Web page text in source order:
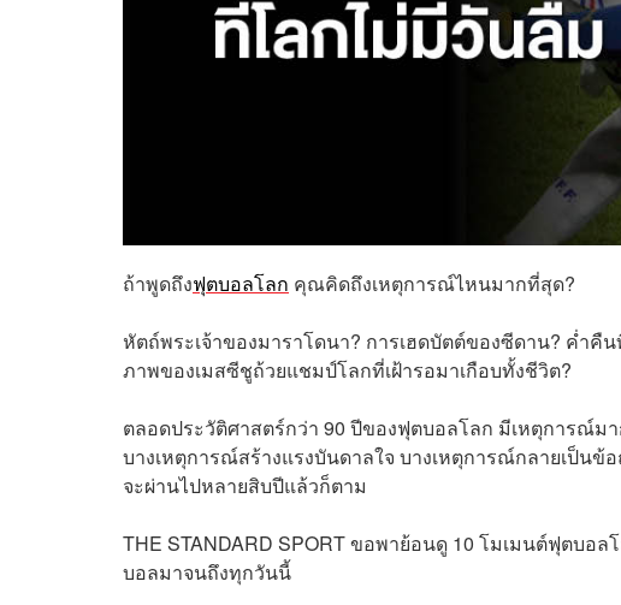
ถ้าพูดถึงฟุตบอลโลก คุณคิดถึงเหตุการณ์ไหนมากที่สุด?
หัตถ์พระเจ้าของมาราโดนา? การเฮดบัตต์ของซีดาน? ค่ำ
ภาพของเมสซีชูถ้วยแชมป์โลกที่เฝ้ารอมาเกือบทั้งชีวิต?
ตลอดประวัติศาสตร์กว่า 90 ปีของฟุตบอลโลก มีเหตุการณ์
บางเหตุการณ์สร้างแรงบันดาลใจ บางเหตุการณ์กลายเป็นข้
จะผ่านไปหลายสิบปีแล้วก็ตาม
THE STANDARD SPORT ขอพาย้อนดู 10 โมเมนต์ฟุตบ
บอลมาจนถึงทุกวันนี้